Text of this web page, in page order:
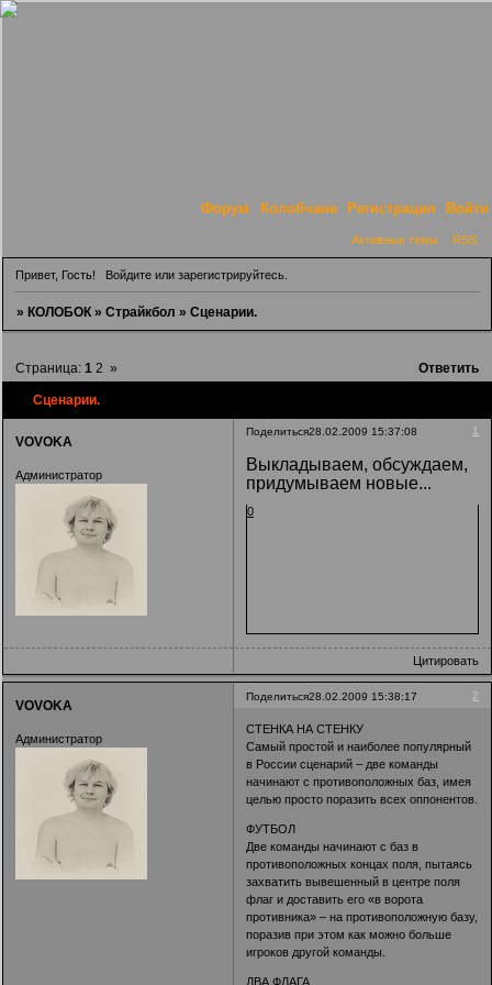
Форум Колобчане Регистрация Войти
Активные темы RSS
Привет, Гость! Войдитеили зарегистрируйтесь.
»КОЛОБОК »Страйкбол »Сценарии.
Сценарии.
Страница:1 2 » Ответить
Поделиться 1
28.02.2009 15:37:08
VOVOKA
Администратор
Выкладываем, обсуждаем,
придумываем новые...
0
Цитировать
Поделиться 2
28.02.2009 15:38:17
VOVOKA
Администратор
СТЕНКА НА СТЕНКУ
Самый простой и наиболее популярный
в России сценарий – две команды
начинают с противоположных баз, имея
целью просто поразить всех оппонентов.
ФУТБОЛ
Две команды начинают с баз в
противоположных концах поля, пытаясь
захватить вывешенный в центре поля
флаг и доставить его «в ворота
противника» – на противоположную базу,
поразив при этом как можно больше
игроков другой команды.
ДВА ФЛАГА